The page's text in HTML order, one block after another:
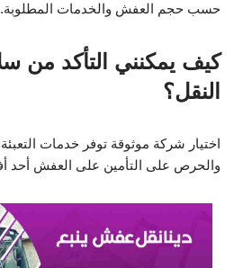
حسب حجم العفش والخدمات المطلوبة.
كيف يمكنني التأكد من
النقل؟
اختيار شركة موثوقة توفر خدمات
والحرص على التأمين على العفش أحد